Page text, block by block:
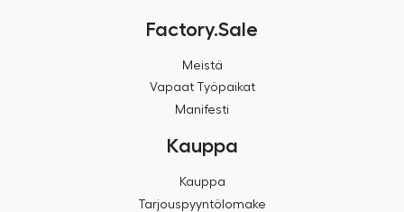
Factory.Sale
Meistä
Vapaat Työpaikat
Manifesti
Kauppa
Kauppa
Tarjouspyyntölomake